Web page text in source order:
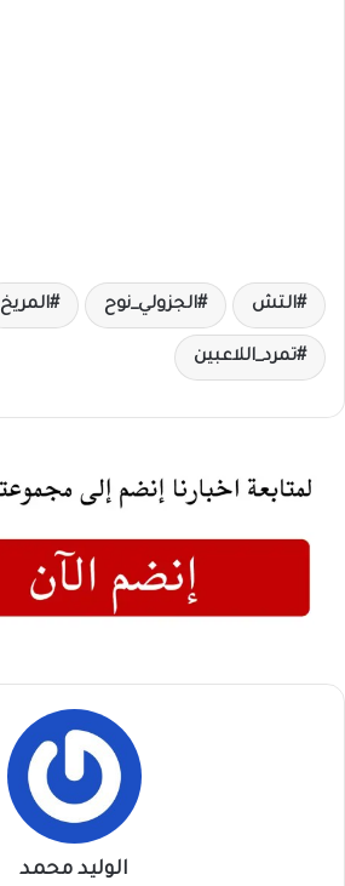
التش الجزولي_نوح المريخ
تمرد_اللاعبين
الوليد محمد